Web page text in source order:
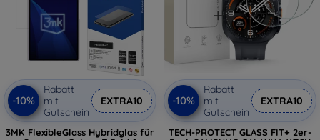
-10%
Rabatt
mit
Gutschein
EXTRA10
3MK FlexibleGlass Hybridglas für
-10%
Rabatt
mit
Gutschein
EXTRA10
TECH-PROTECT GLASS FIT+ 2er-